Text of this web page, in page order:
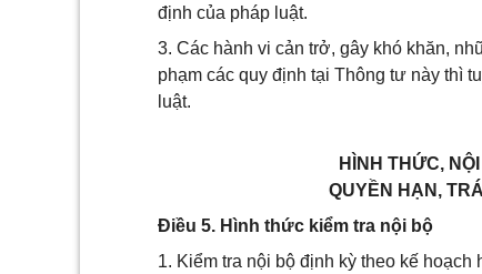
định của pháp luật.
3. Các hành vi cản trở, gây khó khăn,
phạm các quy định tại Thông tư này thì
luật.
HÌNH THỨC,
QUYỀN HẠN,
Điều 5. Hình thức kiểm tra nội bộ
1. Kiểm tra nội bộ định kỳ theo kế